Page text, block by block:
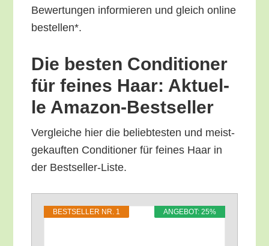
Bewer­tun­gen infor­mie­ren und gleich online
bestellen*.
Die bes­ten Con­di­tio­ner
für fei­nes Haar: Aktu­el­
le Amazon-Bestseller
Ver­glei­che hier die belieb­tes­ten und meist­
ge­kauf­ten Con­di­tio­ner für fei­nes Haar in
der Bestseller-Liste.
ANGE­BOT: 25%
BEST­SEL­LER NR. 1